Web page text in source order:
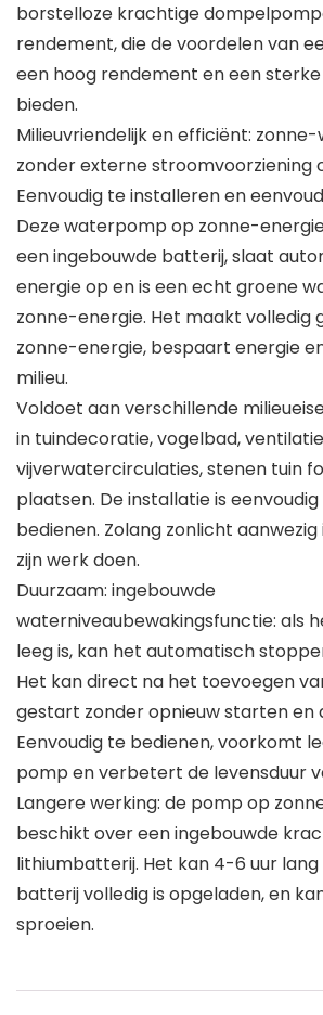
borstelloze krachtige
rendement, die de voordelen van
een hoog rendement en een
bieden.
Milieuvriendelijk en efficiënt:
zonder externe stroomvoorziening
Eenvoudig te installeren en
Deze waterpomp op zonne-
een ingebouwde batterij, slaat
energie op en is een echt groene
zonne-energie. Het maakt volledig
zonne-energie, bespaart energie
milieu.
Voldoet aan verschillende
in tuindecoratie, vogelbad,
vijverwatercirculaties, stenen tuin
plaatsen. De installatie is
bedienen. Zolang zonlicht
zijn werk doen.
Duurzaam: ingebouwde
waterniveaubewakingsfunctie: als
leeg is, kan het automatisch
Het kan direct na het toevoegen
gestart zonder opnieuw starten en
Eenvoudig te bedienen, voorkomt
pomp en verbetert de levensduur
Langere werking: de pomp op
beschikt over een ingebouwde
lithiumbatterij. Het kan 4-6 uur
batterij volledig is opgeladen, en
sproeien.